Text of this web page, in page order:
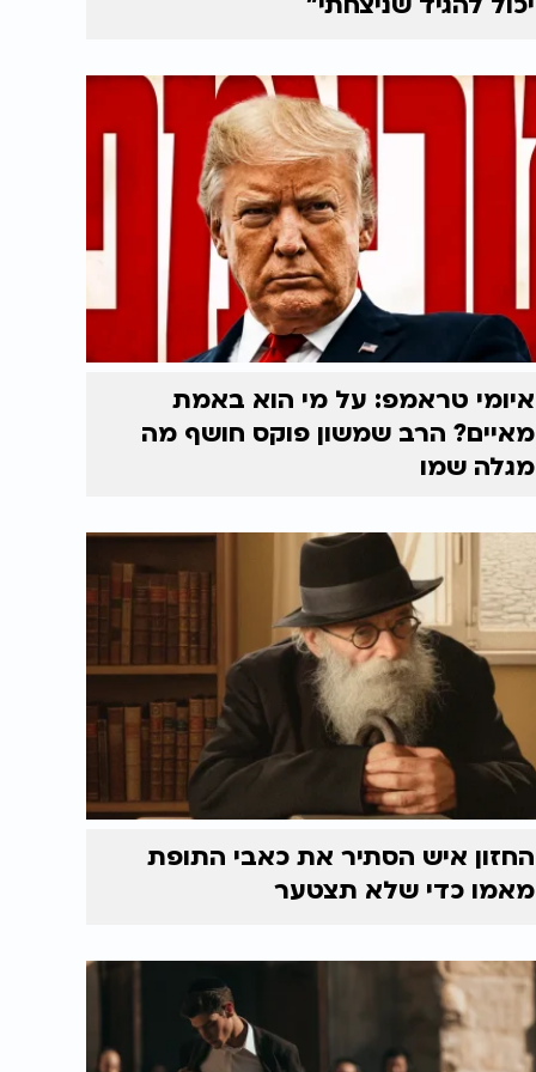
איומי טראמפ: על מי הוא באמת
מאיים? הרב שמשון פוקס חושף מה
מגלה שמו
החזון איש הסתיר את כאבי התופת
מאמו כדי שלא תצטער